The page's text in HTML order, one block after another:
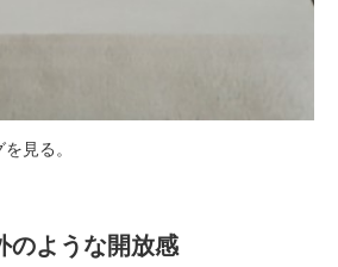
見る。
のような開放感